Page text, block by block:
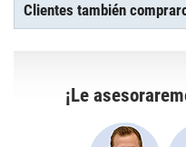
Clientes también
¡Le